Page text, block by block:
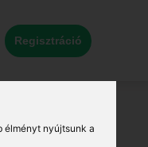
élményt nyújtsunk a
Regisztráció